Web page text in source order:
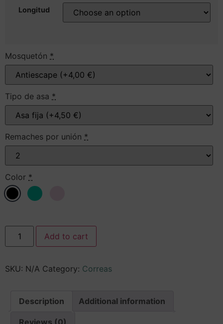
Longitud
Mosquetón *
Tipo de asa *
Remaches por unión *
Color *
Add to cart
SKU: N/A Category: Correas
Description Additional information
Reviews (0)